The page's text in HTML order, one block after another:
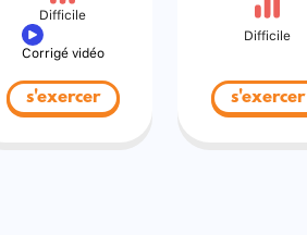
Difficile
Corrigé vidéo
s'exercer
Difficile
s'exercer